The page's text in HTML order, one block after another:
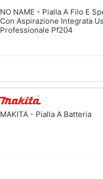
NO NAME - Pialla A Filo E
Con Aspirazione Integrata
Professionale Pf204
MAKITA - Pialla A Batteria